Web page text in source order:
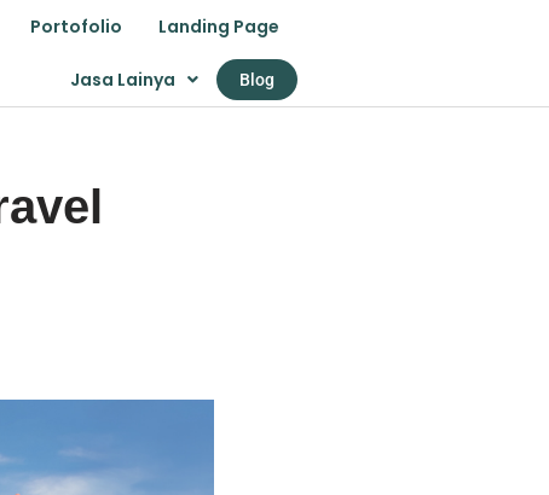
Portofolio Landing Page
Jasa Lainya Blog